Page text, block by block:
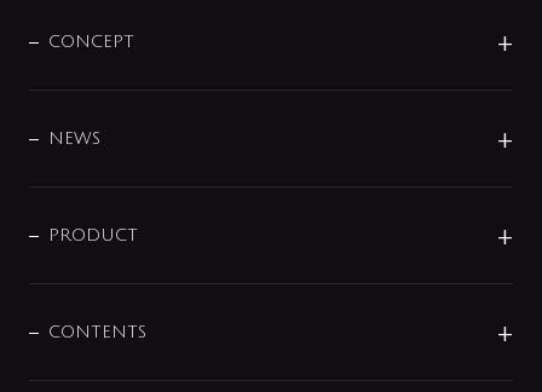
CONCEPT
DESIGN
NEWS
商品に関して
その他
PRODUCT
センサー・タッチ水栓
CONTENTS